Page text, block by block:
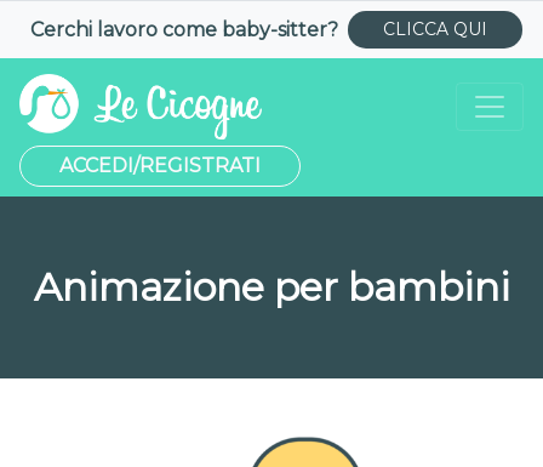
Cerchi lavoro come baby-sitter? CLICCA QUI
ACCEDI/REGISTRATI
Animazione per bambini